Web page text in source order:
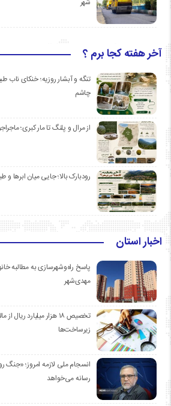
شهر
آخر هفته کجا برم ؟
تنگه و آبشار روزیه؛ خنکای
چاشم
از مرال و پلنگ تا مار کبری؛
رودبارک بالا؛ جایی میان ابرها و
اخبار استان
پاسخ راه‌وشهرسازی به مطالبه
مهدی‌شهر
تخصیص ۱۸ هزار میلیارد
زیرساخت‌ها
انسجام ملی لازمه امروز؛
رسانه می‌خواهد